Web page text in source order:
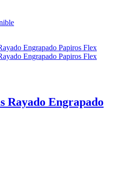
Rayado Engrapado